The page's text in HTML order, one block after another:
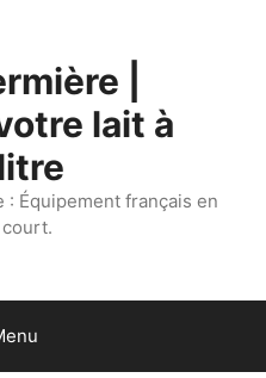
|
lait à
: Équipement français en